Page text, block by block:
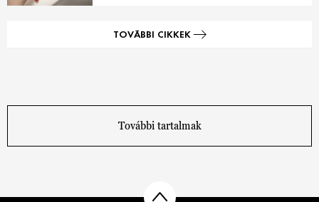
TOVÁBBI CIKKEK
További tartalmak